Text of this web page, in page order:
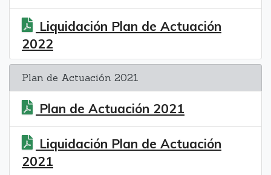
Liquidación Plan de Actuación
2022
Plan de Actuación 2021
Plan de Actuación 2021
Liquidación Plan de Actuación
2021